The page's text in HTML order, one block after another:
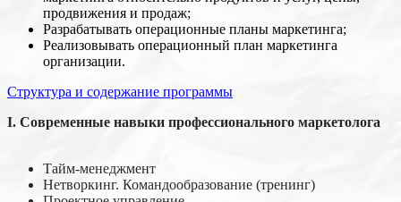
продвижения и продаж;
Разрабатывать операционные планы маркетинга;
Реализовывать операционный план маркетинга
организации.
Структура и содержание программы
I. Современные навыки профессионального маркетолога
Тайм-менеджмент
Нетворкинг. Командообразование (тренинг)